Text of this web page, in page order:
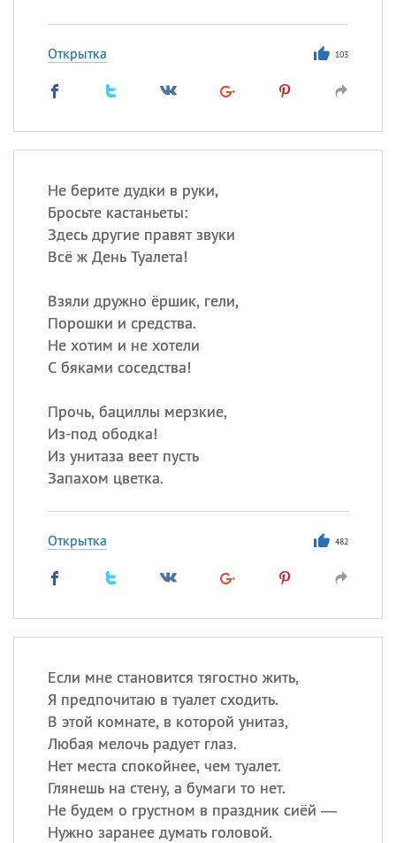
Открытка 103
Не берите дудки в руки,
Бросьте кастаньеты:
Здесь другие правят звуки
Всё ж День Туалета!
Взяли дружно ёршик, гели,
Порошки и средства.
Не хотим и не хотели
С бяками соседства!
Прочь, бациллы мерзкие,
Из-под ободка!
Из унитаза веет пусть
Запахом цветка.
Открытка 482
Если мне становится тягостно жить,
Я предпочитаю в туалет сходить.
В этой комнате, в которой унитаз,
Любая мелочь радует глаз.
Нет места спокойнее, чем туалет.
Глянешь на стену, а бумаги то нет.
Не будем о грустном в праздник сиёй —
Нужно заранее думать головой.